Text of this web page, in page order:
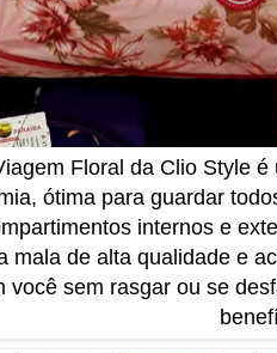
Floral da Clio Style
ótima para guardar
internos e
mala de alta qualidade e
você sem rasgar ou se